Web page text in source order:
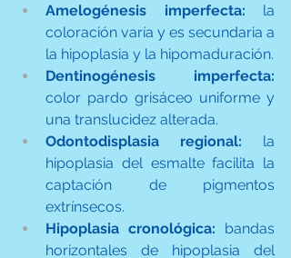
Amelogénesis imperfecta: la
coloración varía y es secundaria a
la hipoplasia y la hipomaduración.
Dentinogénesis imperfecta:
color pardo grisáceo uniforme y
una translucidez alterada.
Odontodisplasia regional: la
hipoplasia del esmalte facilita la
captación de pigmentos
extrínsecos.
Hipoplasia cronológica: bandas
horizontales de hipoplasia del